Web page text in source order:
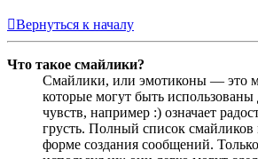
Вернуться к началу
Что такое смайлики?
Смайлики, или эмотиконы — это
которые могут быть
чувств, например :) означает
грусть. Полный список
форме создания сообщений. Только